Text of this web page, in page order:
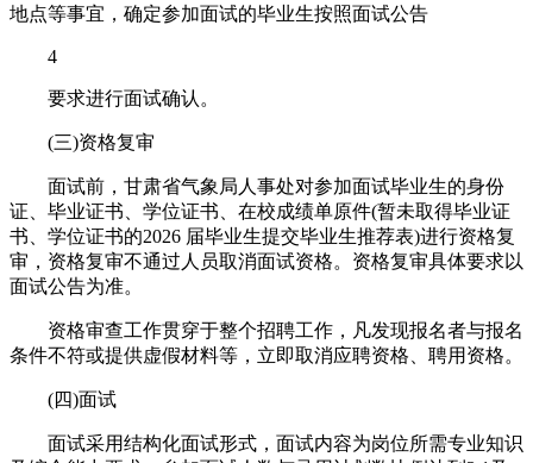
地点等事宜，确定参加面试的毕业生按照面试公告
4
要求进行面试确认。
(三)资格复审
面试前，甘肃省气象局人事处对参加面试毕业生的身份
证、毕业证书、学位证书、在校成绩单原件(暂未取得毕业证
书、学位证书的2026 届毕业生提交毕业生推荐表)进行资格复
审，资格复审不通过人员取消面试资格。资格复审具体要求以
面试公告为准。
资格审查工作贯穿于整个招聘工作，凡发现报名者与报名
条件不符或提供虚假材料等，立即取消应聘资格、聘用资格。
(四)面试
面试采用结构化面试形式，面试内容为岗位所需专业知识